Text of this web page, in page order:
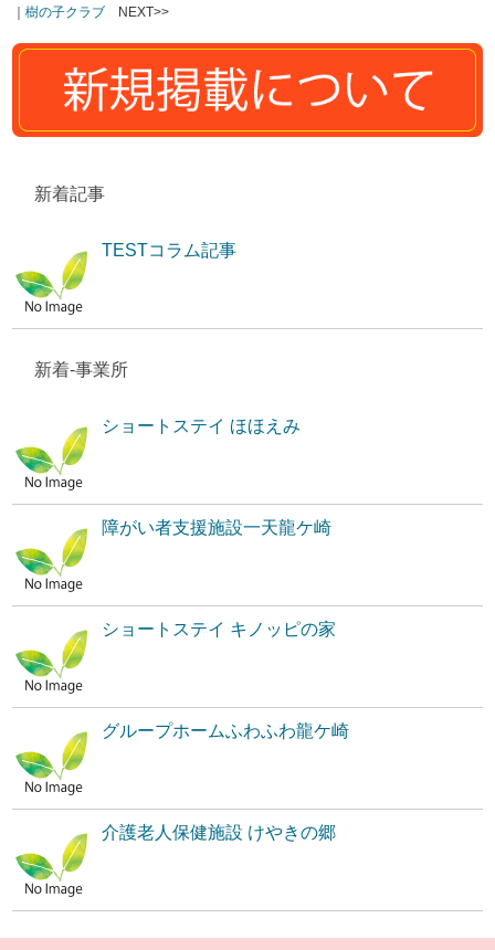
｜樹の子クラブ NEXT>>
新着記事
TESTコラム記事
新着-事業所
ショートステイ ほほえみ
障がい者支援施設一天龍ケ崎
ショートステイ キノッピの家
グループホームふわふわ龍ケ崎
介護老人保健施設 けやきの郷